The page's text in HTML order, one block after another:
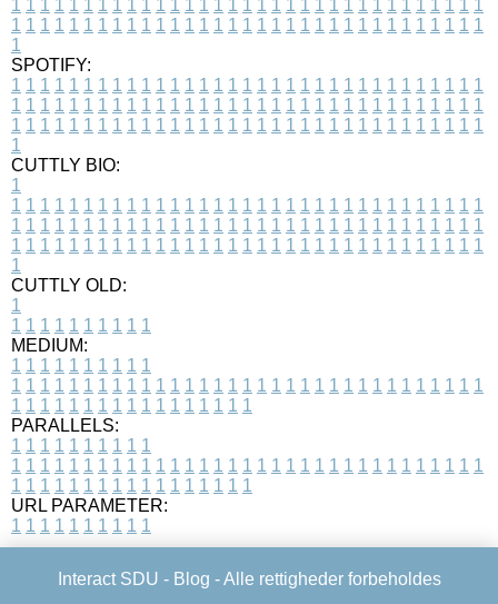
1 1 1 1 1 1 1 1 1 1 1 1 1 1 1 1 1 1 1 1 1 1 1 1 1 1 1 1 1 1 1 1 1
1 1 1 1 1 1 1 1 1 1 1 1 1 1 1 1 1 1 1 1 1 1 1 1 1 1 1 1 1 1 1 1 1
1
SPOTIFY:
1 1 1 1 1 1 1 1 1 1 1 1 1 1 1 1 1 1 1 1 1 1 1 1 1 1 1 1 1 1 1 1 1
1 1 1 1 1 1 1 1 1 1 1 1 1 1 1 1 1 1 1 1 1 1 1 1 1 1 1 1 1 1 1 1 1
1 1 1 1 1 1 1 1 1 1 1 1 1 1 1 1 1 1 1 1 1 1 1 1 1 1 1 1 1 1 1 1 1
1
CUTTLY BIO:
1
1 1 1 1 1 1 1 1 1 1 1 1 1 1 1 1 1 1 1 1 1 1 1 1 1 1 1 1 1 1 1 1 1
1 1 1 1 1 1 1 1 1 1 1 1 1 1 1 1 1 1 1 1 1 1 1 1 1 1 1 1 1 1 1 1 1
1 1 1 1 1 1 1 1 1 1 1 1 1 1 1 1 1 1 1 1 1 1 1 1 1 1 1 1 1 1 1 1 1
1
CUTTLY OLD:
1
1 1 1 1 1 1 1 1 1 1
MEDIUM:
1 1 1 1 1 1 1 1 1 1
1 1 1 1 1 1 1 1 1 1 1 1 1 1 1 1 1 1 1 1 1 1 1 1 1 1 1 1 1 1 1 1 1
1 1 1 1 1 1 1 1 1 1 1 1 1 1 1 1 1
PARALLELS:
1 1 1 1 1 1 1 1 1 1
1 1 1 1 1 1 1 1 1 1 1 1 1 1 1 1 1 1 1 1 1 1 1 1 1 1 1 1 1 1 1 1 1
1 1 1 1 1 1 1 1 1 1 1 1 1 1 1 1 1
URL PARAMETER:
1 1 1 1 1 1 1 1 1 1
Interact SDU - Blog - Alle rettigheder forbeholdes